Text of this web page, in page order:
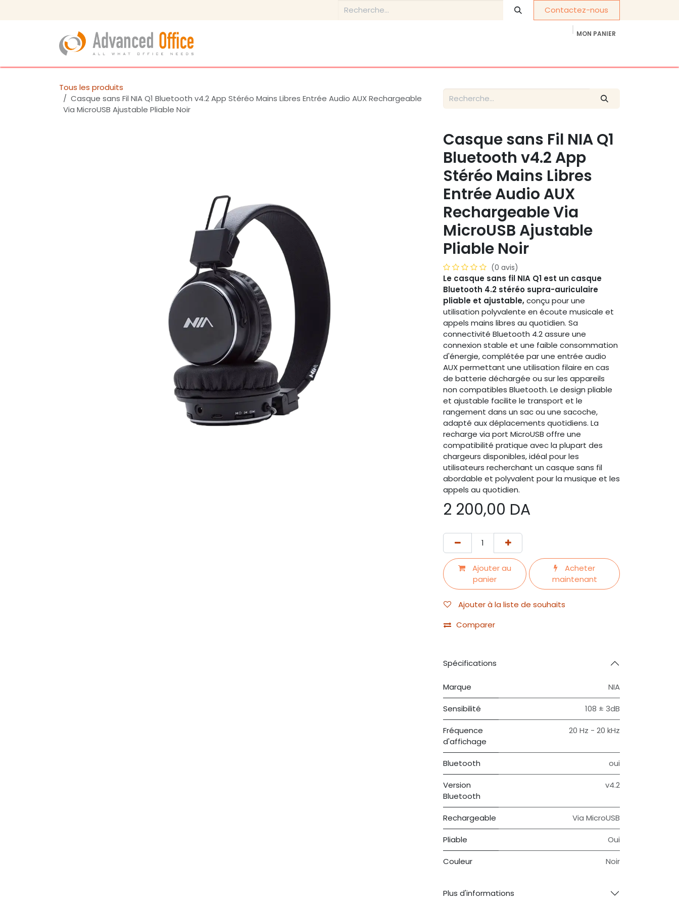
Contactez-nous
MON PANIER
Tous les produits
Casque sans Fil NIA Q1 Bluetooth v4.2 App Stéréo Mains Libres Entrée Audio AUX Rechargeable
Via MicroUSB Ajustable Pliable Noir
Casque sans Fil NIA Q1
Bluetooth v4.2 App
Stéréo Mains Libres
Entrée Audio AUX
Rechargeable Via
MicroUSB Ajustable
Pliable Noir
(0 avis)
Le casque sans fil NIA Q1 est un casque
Bluetooth 4.2 stéréo supra-auriculaire
pliable et ajustable,conçu pour une
utilisation polyvalente en écoute musicale et
appels mains libres au quotidien. Sa
connectivité Bluetooth 4.2 assure une
connexion stable et une faible consommation
d'énergie, complétée par une entrée audio
AUX permettant une utilisation filaire en cas
de batterie déchargée ou sur les appareils
non compatibles Bluetooth. Le design pliable
et ajustable facilite le transport et le
rangement dans un sac ou une sacoche,
adapté aux déplacements quotidiens. La
recharge via port MicroUSB offre une
compatibilité pratique avec la plupart des
chargeurs disponibles, idéal pour les
utilisateurs recherchant un casque sans fil
abordable et polyvalent pour la musique et les
appels au quotidien.
2 200,00 DA
Ajouter au
panier
Acheter
maintenant
Ajouter à la liste de souhaits
Comparer
Spécifications
Marque NIA
Sensibilité 108 ± 3dB
Fréquence
d'affichage
‎20 Hz - 20 kHz
Bluetooth oui
Version
Bluetooth
v4.2
Rechargeable Via MicroUSB
Pliable Oui
Couleur Noir
Plus d'informations